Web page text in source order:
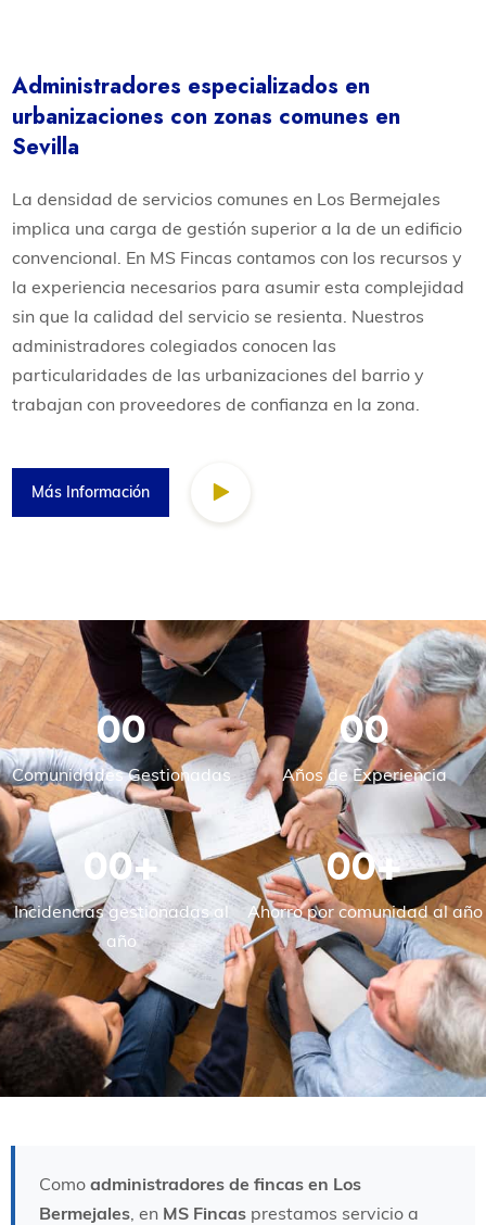
Administradores especializados en
urbanizaciones con zonas comunes en
Sevilla
La densidad de servicios comunes en Los Bermejales
implica una carga de gestión superior a la de un edificio
convencional. En MS Fincas contamos con los recursos y
la experiencia necesarios para asumir esta complejidad
sin que la calidad del servicio se resienta. Nuestros
administradores colegiados conocen las
particularidades de las urbanizaciones del barrio y
trabajan con proveedores de confianza en la zona.
Más Información
00
Comunidades Gestionadas
00
Años de Experiencia
00+
Incidencias gestionadas al
año
00+
Ahorro por comunidad al año
Como administradores de fincas en Los
Bermejales , en MS Fincas prestamos servicio a